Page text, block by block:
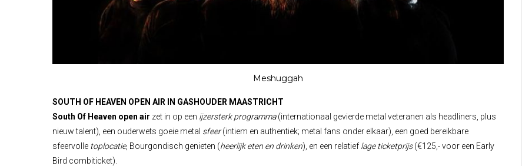
Meshuggah
SOUTH OF HEAVEN OPEN AIR IN GASHOUDER MAASTRICHT
South Of Heaven open air zet in op een ijzersterk programma(internationaal gevierde metal veteranen als headliners, plus
nieuw talent), een ouderwets goeie metal sfeer(intiem en authentiek; metal fans onder elkaar), een goed bereikbare
sfeervolle toplocatie, Bourgondisch genieten (heerlijk eten en drinken), en een relatief lage ticketprijs(€125,- voor een Early
Bird combiticket).